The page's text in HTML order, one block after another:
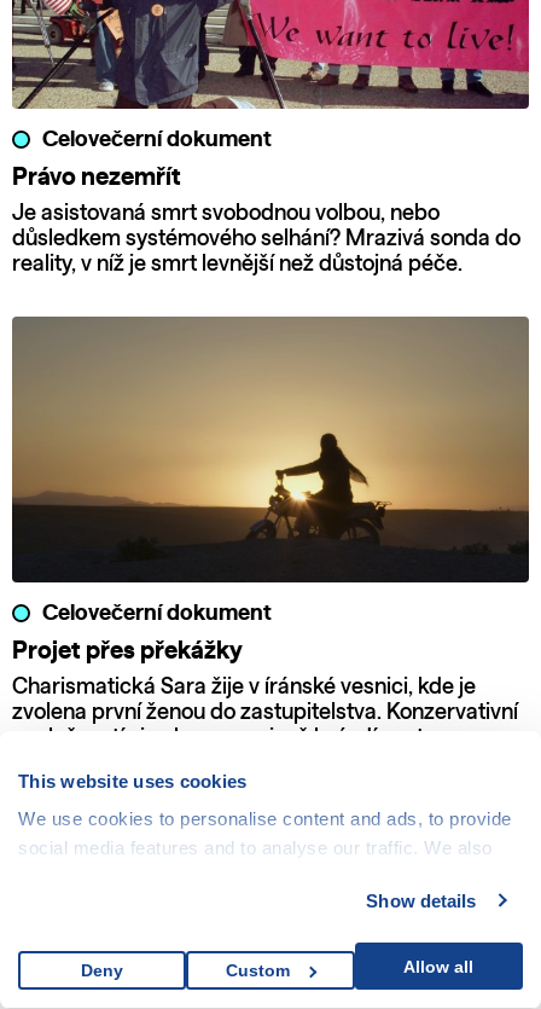
This website uses cookies
We use cookies to personalise content and ads, to provide
social media features and to analyse our traffic. We also
media, advertising and analytics partners who may
them or that they’ve collected from your use of their
services.
Show details
Allow all
Custom
Deny
Celovečerní dokument
Právo nezemřít
Je asistovaná smrt svobodnou volbou, nebo
důsledkem systémového selhání? Mrazivá sonda do
reality, v níž je smrt levnější než důstojná péče.
Celovečerní dokument
Projet přes překážky
Charismatická Sara žije v íránské vesnici, kde je
zvolena první ženou do zastupitelstva. Konzervativní
společností si nekompromisně brázdí cestu se svou